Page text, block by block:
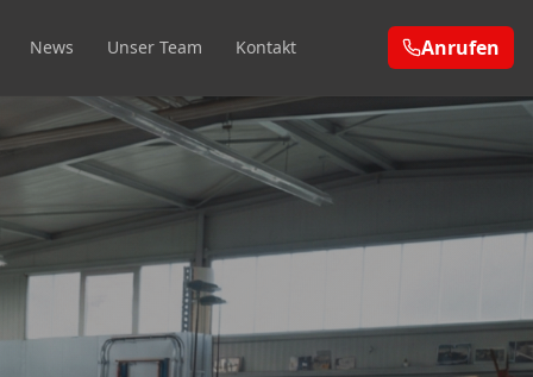
News Unser Team Kontakt Anrufen